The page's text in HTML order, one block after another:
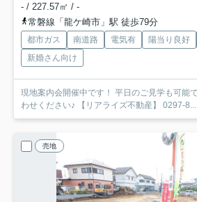
- / 227.57㎡ / -
常磐線「龍ケ崎市」駅 徒歩79分
都市ガス 南道路 電気有 陽当り良好
新婚さん向け
現地案内会開催中です！ 平日のご見学も可能です。 お気軽にお
わせください♪ 【リアライズ不動産】 0297-8...
売地